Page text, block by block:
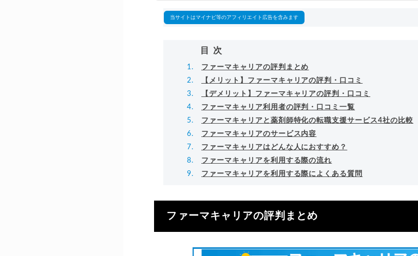
当サイトはマイナビ等のアフィリエイト広告を含みます
目次
ファーマキャリアの評判まとめ
【メリット】ファーマキャリアの評判・口コミ
【デメリット】ファーマキャリアの評判・口コミ
ファーマキャリア利用者の評判・口コミ一覧
ファーマキャリアと薬剤師特化の転職支援サービス4社の比較
ファーマキャリアのサービス内容
ファーマキャリアはどんな人におすすめ？
ファーマキャリアを利用する際の流れ
ファーマキャリアを利用する際によくある質問
ファーマキャリアの評判まとめ